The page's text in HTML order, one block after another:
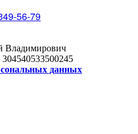
56-79
Владимирович
данных